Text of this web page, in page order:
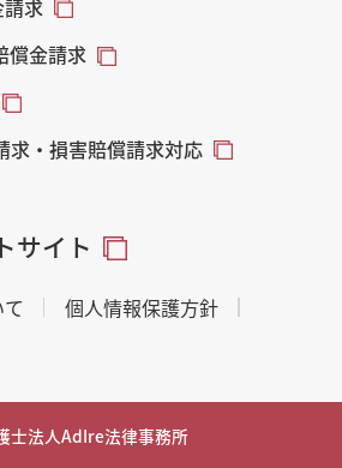
求
償金請求
求・損害賠償請求対応
サイト
個人情報保護方針
士法人AdIre法律事務所